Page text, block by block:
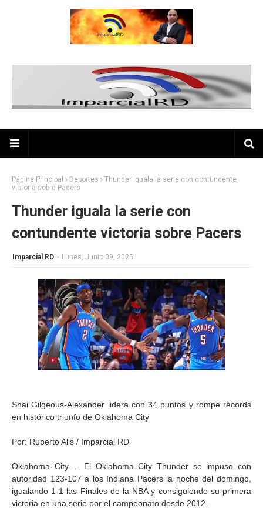
Página Principal Deportes
Thunder iguala la serie con contundente
victoria sobre Pacers
Thunder iguala la serie con
contundente victoria sobre Pacers
Imparcial RD - Lunes, Junio 09, 2025
Shai Gilgeous-Alexander lidera con 34 puntos y rompe récords
en histórico triunfo de Oklahoma City
Por: Ruperto Alis / Imparcial RD
Oklahoma City. – El Oklahoma City Thunder se impuso con
autoridad 123-107 a los Indiana Pacers la noche del domingo,
igualando 1-1 las Finales de la NBA y consiguiendo su primera
victoria en una serie por el campeonato desde 2012.